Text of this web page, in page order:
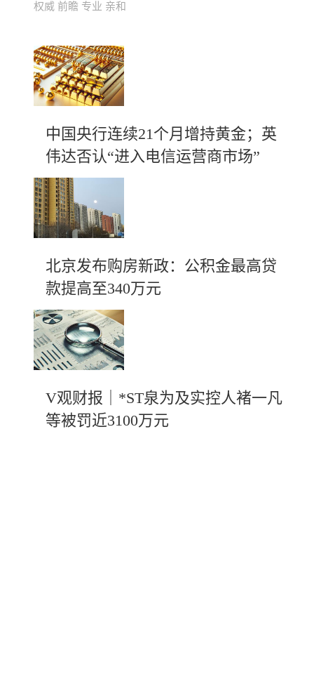
权威 前瞻 专业 亲和
中国央行连续21个月增持黄金；英
伟达否认“进入电信运营商市场”
北京发布购房新政：公积金最高贷
款提高至340万元
V观财报｜*ST泉为及实控人褚一凡
等被罚近3100万元